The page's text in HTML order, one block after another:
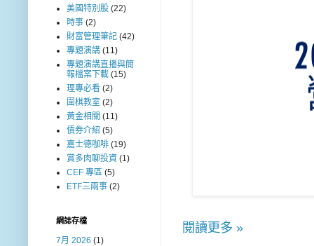
閱讀更多 »
美國特別股 (22)
時事 (2)
財富管理筆記 (42)
專題演講 (11)
專題演講直播與簡
報檔案下載 (15)
理專必看 (2)
圍棋教室 (2)
黃金相關 (11)
債券介紹 (5)
嘉士德咖啡 (19)
賞多肉聊投資 (1)
CEF 專區 (5)
ETF三兩事 (2)
網誌存檔
7月 2026 (1)